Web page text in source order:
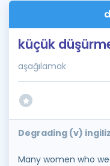
İngilizce Gramer
küçük
aşağılamak
Degrading (v)
Many women who